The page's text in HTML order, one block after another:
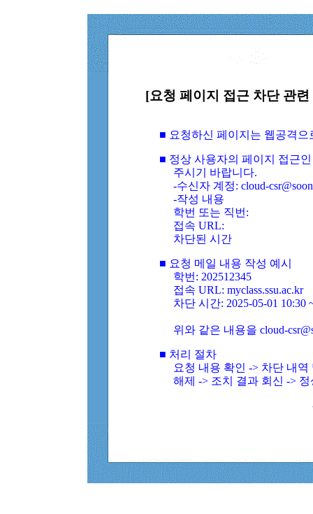
[요청 페이지 접근 차단 관
■ 요청하신 페이지는 웹공격
■ 정상 사용자의 페이지 접근
주시기 바랍니다.
-수신자 계정: cloud-
-작성 내용
학번 또는 직번:
접속 URL:
차단된 시간
■ 요청 메일 내용 작성 예시
학번: 202512345
접속 URL: myclass.ssu.ac.kr
차단 시간: 2025-05-01 10:30
위와 같은 내용을 cloud-
■ 처리 절차
요청 내용 확인 -> 차단 내
해제 -> 조치 결과 회신 ->